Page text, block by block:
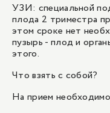
УЗИ: специальной
плода 2 триместра
этом сроке нет
пузырь - плод и
этого.
Что взять с собой?
На прием необходимо